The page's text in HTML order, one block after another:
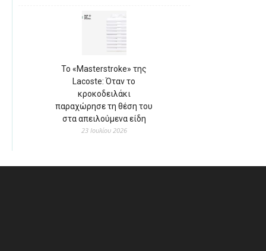
Το «Masterstroke» της
Lacoste: Όταν το
κροκοδειλάκι
παραχώρησε τη θέση του
στα απειλούμενα είδη
23 Ιουλίου 2026